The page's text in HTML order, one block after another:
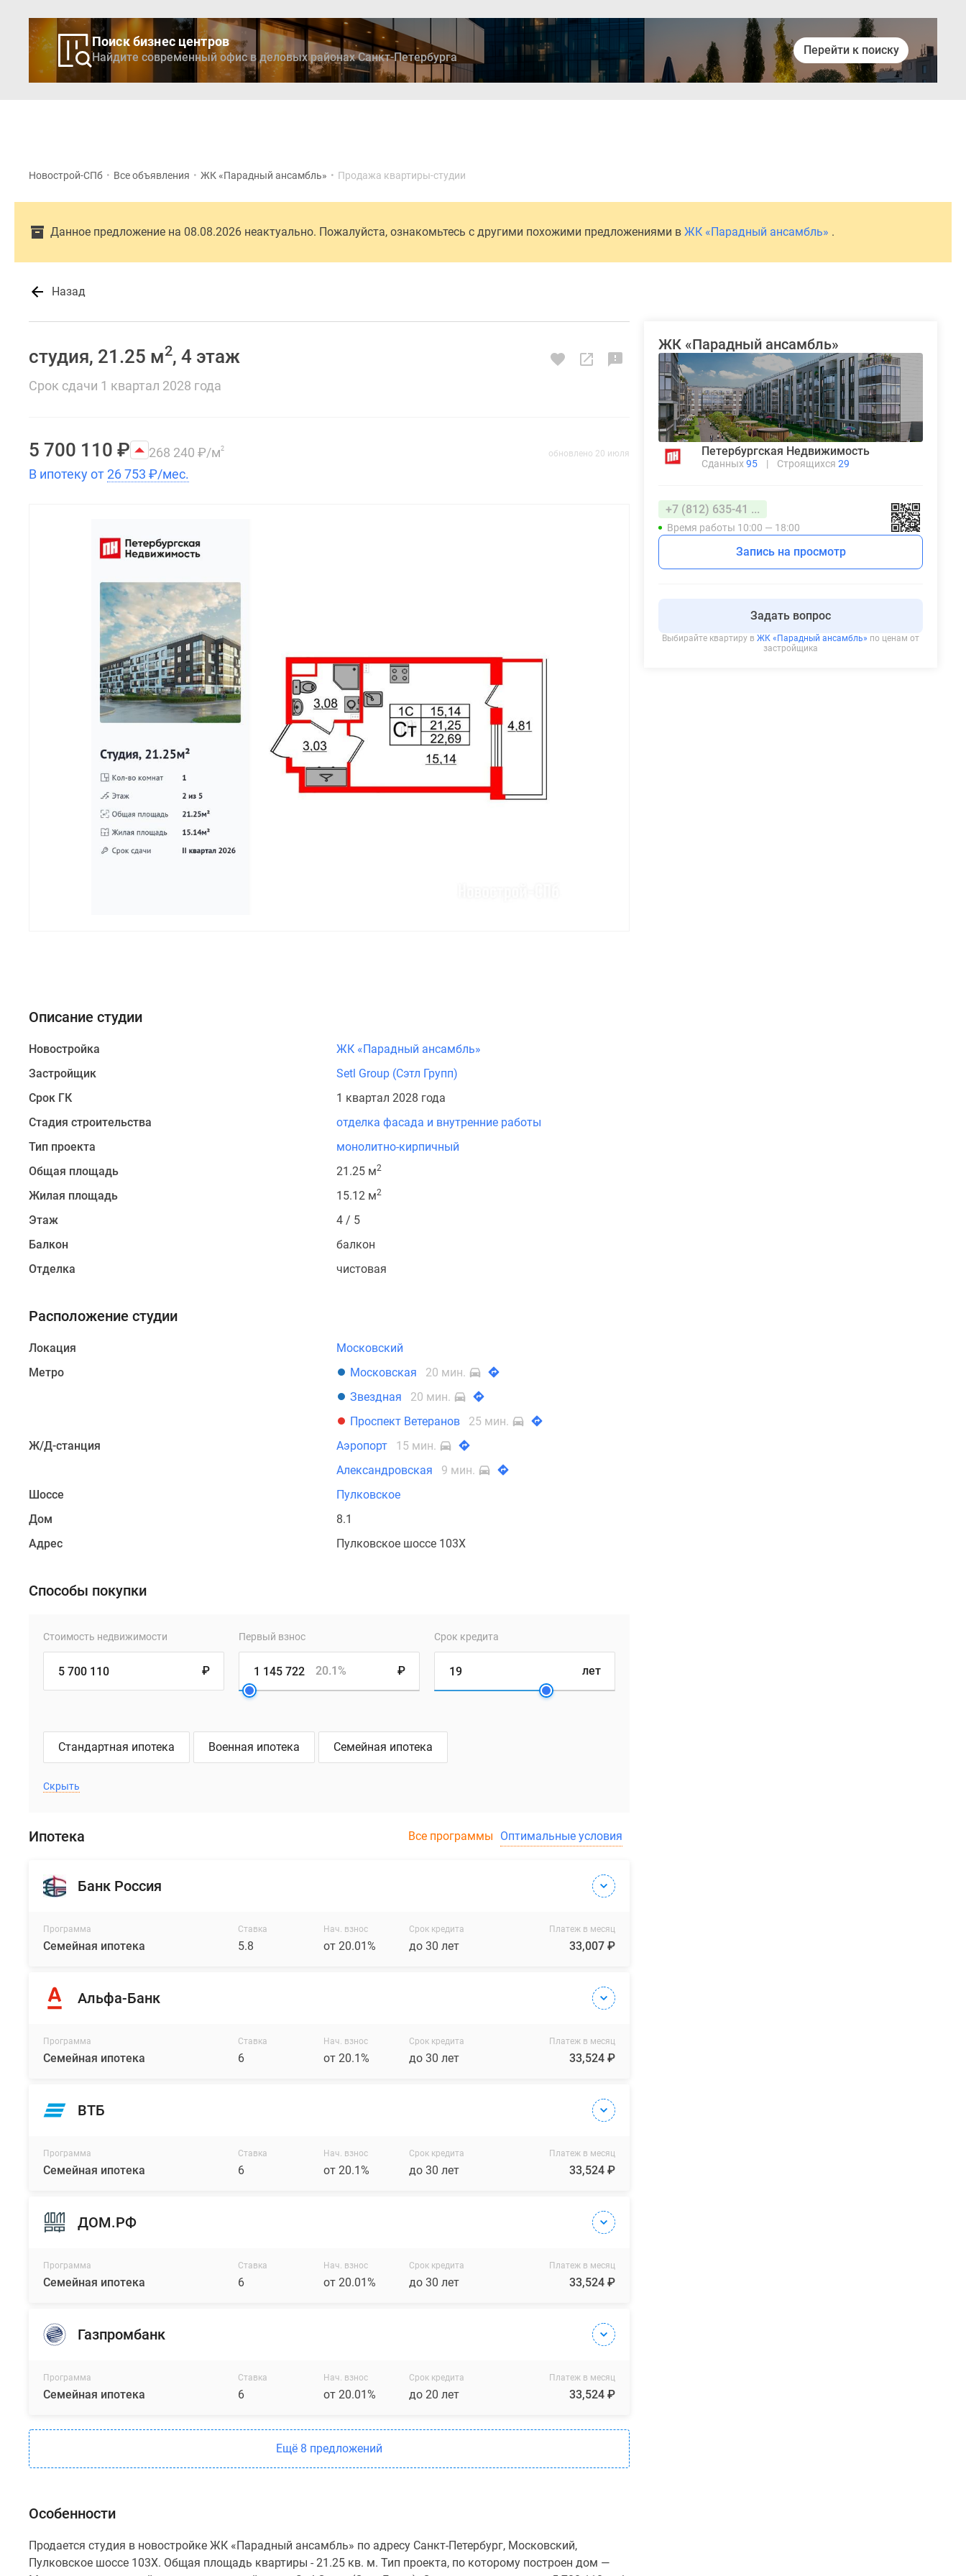
Поиск бизнес центров
Найдите современный офис в деловых районах Санкт-Петербурга
Перейти к поиску
Новострой-СПб • Все объявления • ЖК «Парадный ансамбль» • Продажа квартиры-студии
Данное предложение на 08.08.2026 неактуально. Пожалуйста, ознакомьтесь с другими похожими предложениями в ЖК «Парадный ансамбль» .
Назад
студия, 21.25 м2, 4 этаж
Срок сдачи 1 квартал 2028 года
5 700 110 ₽ 268 240 ₽/м2
В ипотеку от26 753 ₽/мес.
обновлено 20 июля
Описание студии
Новостройка
ЖК «Парадный ансамбль»
Застройщик
Setl Group (Сэтл Групп)
Срок ГК
1 квартал 2028 года
Стадия строительства
отделка фасада и внутренние работы
Тип проекта
монолитно-кирпичный
Общая площадь
21.25 м2
Жилая площадь 15.12 м2
Этаж
4 / 5
Балкон
балкон
Отделка
чистовая
Расположение студии
Локация
Московский
Метро
Московская
20 мин.
Звездная
20 мин.
Проспект Ветеранов
25 мин.
Ж/Д-станция
Аэропорт
15 мин.
Александровская
9 мин.
Шоссе
Пулковское
Дом
8.1
Адрес
Пулковское шоссе 103Х
Способы покупки
Стоимость недвижимости
₽
Первый взнос
₽
20.1%
Срок кредита
лет
Стандартная ипотека Военная ипотека Семейная ипотека
Скрыть
Ипотека Все программы Оптимальные условия
Банк Россия
Программа
Семейная ипотека
Ставка
5.8
Нач. взнос
от 20.01%
Срок кредита
до 30 лет
Платеж в месяц
33,007 ₽
Альфа-Банк
Программа
Семейная ипотека
Ставка
6
Нач. взнос
от 20.1%
Срок кредита
до 30 лет
Платеж в месяц
33,524 ₽
ВТБ
Программа
Семейная ипотека
Ставка
6
Нач. взнос
от 20.1%
Срок кредита
до 30 лет
Платеж в месяц
33,524 ₽
ДОМ.РФ
Программа
Семейная ипотека
Ставка
6
Нач. взнос
от 20.01%
Срок кредита
до 30 лет
Платеж в месяц
33,524 ₽
Газпромбанк
Программа
Семейная ипотека
Ставка
6
Нач. взнос
от 20.01%
Срок кредита
до 20 лет
Платеж в месяц
33,524 ₽
Ещё 8 предложений
Особенности
Продается студия в новостройке ЖК «Парадный ансамбль» по адресу Санкт-Петербург, Московский,
Пулковское шоссе 103Х. Общая площадь квартиры - 21.25 кв. м. Тип проекта, по которому построен дом —
ЖК «Парадный ансамбль»
Петербургская Недвижимость
Сданных 95 | Строящихся 29
+7 (812) 635-41 ...
Время работы 10:00 — 18:00
Запись на просмотр
Задать вопрос
Выбирайте квартиру в ЖК «Парадный ансамбль» по ценам от
застройщика